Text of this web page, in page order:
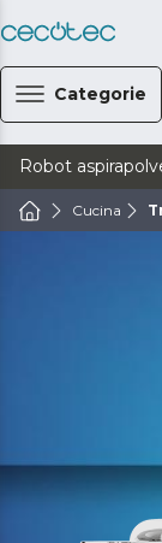
Categorie
Robot
Cucina